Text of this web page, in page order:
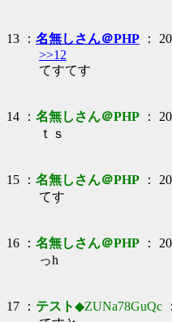
13 ： 名無しさん＠PHP ：
>>12
てすてす
14 ： 名無しさん＠PHP ：
ｔｓ
15 ： 名無しさん＠PHP ：
てす
16 ： 名無しさん＠PHP ：
っh
17 ： テスト◆ZUNa78GuQc